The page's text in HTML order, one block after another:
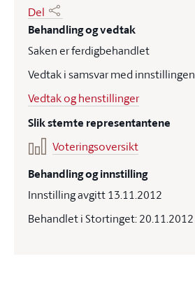
Del
Behandling og vedtak
Saken er ferdigbehandlet
Vedtak i samsvar med innstillingen
Vedtak og henstillinger
Slik stemte representantene
Voteringsoversikt
Behandling og innstilling
Innstilling avgitt 13.11.2012
Behandlet i Stortinget: 20.11.2012